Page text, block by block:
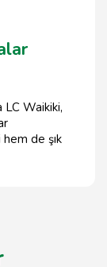
LC Waikiki,
de şık